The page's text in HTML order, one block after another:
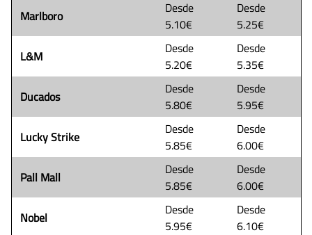
Marlboro
Desde
5.10€
Desde
5.25€
L&M
Desde
5.20€
Desde
5.35€
Ducados
Desde
5.80€
Desde
5.95€
Lucky Strike
Desde
5.85€
Desde
6.00€
Pall Mall
Desde
5.85€
Desde
6.00€
Nobel
Desde
5.95€
Desde
6.10€